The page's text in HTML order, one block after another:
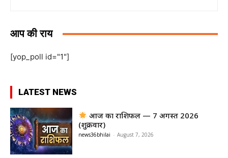
आप की राय
[yop_poll id="1"]
LATEST NEWS
आज का राशिफल — 7 अगस्त 2026
(शुक्रवार)
news36bhilai - August 7, 2026